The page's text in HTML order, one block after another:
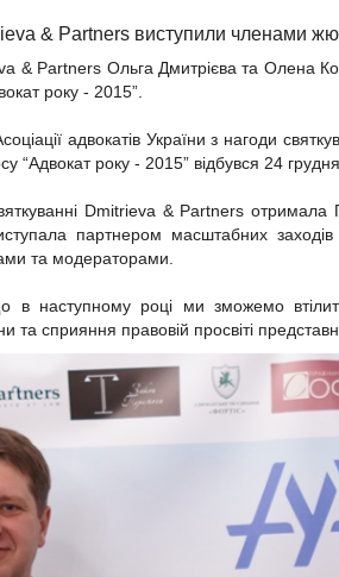
& Partners виступили членами
& Partners Ольга Дмитрієва та Олена
року - 2015”.
адвокатів України з нагоди
“Адвокат року - 2015” відбувся 24
Dmitrieva & Partners отримала
партнером масштабних заходів
та модераторами.
в наступному році ми зможемо
та сприяння правовій просвіті